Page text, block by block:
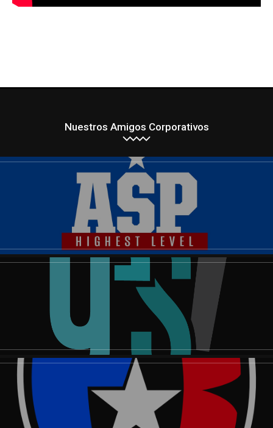
Nuestros Amigos Corporativos